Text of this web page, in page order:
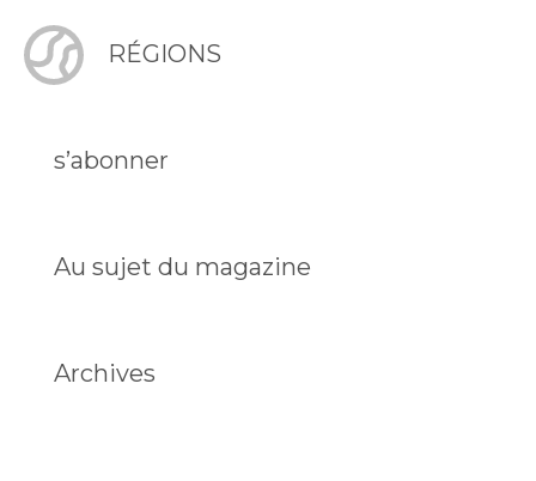
RÉGIONS
s’abonner
Au sujet du magazine
Archives